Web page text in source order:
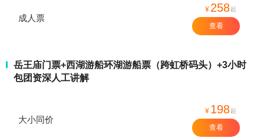
成人票
¥ 258起
查看
岳王庙门票+西湖游船环湖游船票（跨虹桥码头）+3小时
包团资深人工讲解
大小同价
¥ 198起
查看